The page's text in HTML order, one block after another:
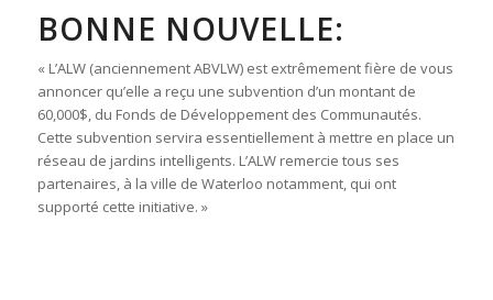
BONNE NOUVELLE:
« L’ALW (anciennement ABVLW) est extrêmement fière de vous
annoncer qu’elle a reçu une subvention d’un montant de
60,000$, du Fonds de Développement des Communautés.
Cette subvention servira essentiellement à mettre en place un
réseau de jardins intelligents. L’ALW remercie tous ses
partenaires, à la ville de Waterloo notamment, qui ont
supporté cette initiative. »